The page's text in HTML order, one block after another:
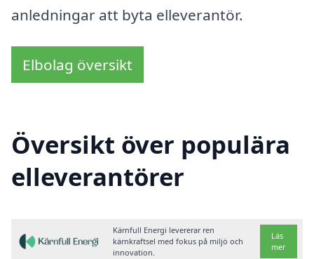
anledningar att byta elleverantör.
Elbolag översikt
Översikt över populära
elleverantörer
Kärnfull Energi levererar ren
kärnkraftsel med fokus på miljö och
innovation.
Läs
mer